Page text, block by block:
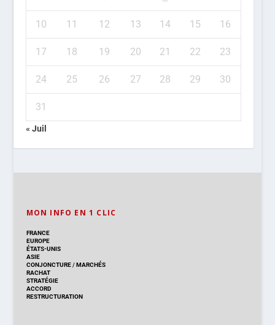
10 11 12 13 14 15 16
17 18 19 20 21 22 23
24 25 26 27 28 29 30
31
« Juil
MON INFO EN 1 CLIC
FRANCE
EUROPE
ÉTATS-UNIS
ASIE
CONJONCTURE/MARCHÉS
RACHAT
STRATÉGIE
ACCORD
RESTRUCTURATION